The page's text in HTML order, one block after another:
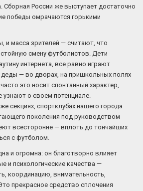
Сборная России же выступает достаточно
победы омрачаются горькими
и масса зрителей — считают, что
смену футболистов. Дети
интернета, все равно играют
деды — во дворах, на пришкольных полях
это носит спонтанный характер,
узнают о своем потенциале.
секциях, спортклубах нашего города
поколения под руководством
всесторонне — вплоть до тончайших
с футболом.
и огромна: он благотворно влияет
и психологические качества —
координацию, внимательность,
прекрасное средство сплочения